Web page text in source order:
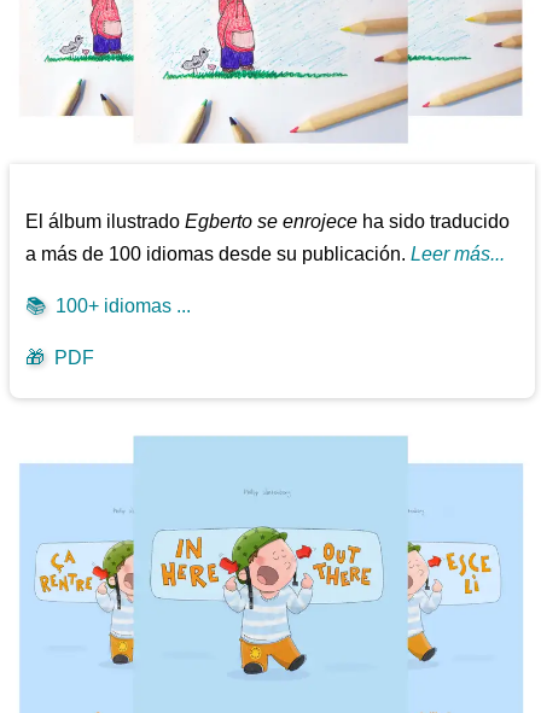
El álbum ilustradoEgberto se enrojece ha sido traducido
a más de 100 idiomas desde su publicación.Leer más...
📚 100+ idiomas ...
🎁 PDF